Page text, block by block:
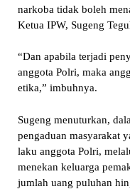
narkoba tidak boleh
Ketua IPW, Sugeng
“Dan apabila terjadi
anggota Polri, maka
etika,” imbuhnya.
Sugeng menuturkan,
pengaduan masyarakat
laku anggota Polri,
menekan keluarga
jumlah uang puluhan